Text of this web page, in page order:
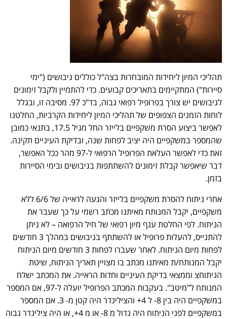
תהליכי המיון ליחידות המובחרות בצה"ל כוללים גיבושים ("ימי
סיירות") המתקיימים בתאריכים קבועים. כדי להתמיין ולקבל זימונים
לגיבושים יש צורך בפרופיל רפואי גבוה, בד"כ 97. מסיבה זו, ובגלל
לוחות הזמנים הצפופים של תהליכי המיון ליחידות הקרביות, החלטנו
לאפשר ביצוע הסרת משקפיים בלייזר החל מגיל 17.5, בתנאי כמובן
שהמספר במשקפיים היה יציב לפחות שנה, ובדיקת העיניים תקינה.
זאת כדי לאפשר העלאת הפרופיל הרפואי ל-97 מהר ככל האפשר,
דבר שיאפשר קבלת זימונים להשתתפות בגיבושים ובימי הסיירות
בזמן.
אחרי ניתוח להסרת משקפיים בלייזר והגעה לראייה של 6/6 ללא
משקפיים, יקבל המנותח מאיתנו מכתב רשמי על כך שעבר את
הניתוח. לפי החלטת ענף מיון רפואי של חיל הרפואה – לא ניתן
להתגייס, להעלות פרופיל או להשתתף בגיבושים במהלך 3 חודשים
לפחות מיום הניתוח. לאחר שעברו לפחות 3 חודשים מיום הניתוח
יקבל המנותח/ת מאיתנו מכתב בו מצויין תאריך הניתוח, שיטת
הניתוחצ וממצאי בדיקת העיניים וחדות הראייה. את המכתב ישלח
המנותח ל"מיטב". בעקבות המכתב הפרופיל יועלה ל-97, אם המספר
במשקפיים היה בין 8- ל 4+ והצילינדר היה קטן מ- 3. אם המספר
במשקפיים לפני הניתוח היה גדול מ 8- או מ 4+, או היה צילינדר גבוה